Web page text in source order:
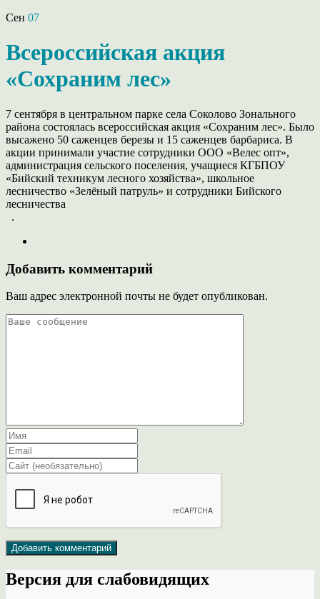
Сен 07
Всероссийская акция
«Сохраним лес»
7 сентября в центральном парке села Соколово Зонального
района состоялась всероссийская акция «Сохраним лес». Было
высажено 50 саженцев березы и 15 саженцев барбариса. В
акции принимали участие сотрудники ООО «Велес опт»,
администрация сельского поселения, учащиеся КГБПОУ
«Бийский техникум лесного хозяйства», школьное
лесничество «Зелёный патруль» и сотрудники Бийского
лесничества
.
Добавить комментарий
Ваш адрес электронной почты не будет опубликован.
Версия для слабовидящих